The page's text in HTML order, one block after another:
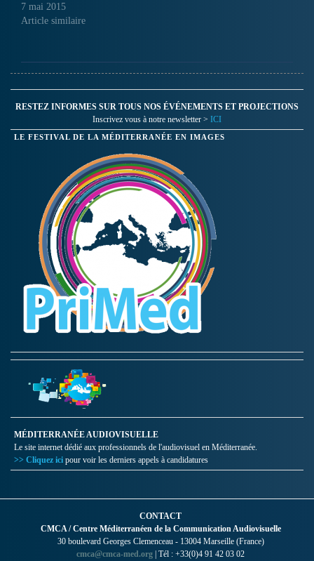
7 mai 2015
Article similaire
RESTEZ INFORMES SUR TOUS NOS ÉVÉNEMENTS ET PROJECTIONS
Inscrivez vous à notre newsletter > ICI
LE FESTIVAL DE LA MÉDITERRANÉE EN IMAGES
MÉDITERRANÉE AUDIOVISUELLE
Le site internet dédié aux professionnels de l'audiovisuel en Méditerranée.
>> Cliquez ici pour voir les derniers appels à candidatures
CONTACT
CMCA / Centre Méditerranéen de la Communication Audiovisuelle
30 boulevard Georges Clemenceau - 13004 Marseille (France)
cmca@cmca-med.org | Tél : +33(0)4 91 42 03 02